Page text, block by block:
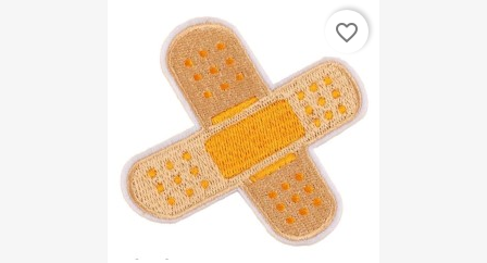
favorite_border